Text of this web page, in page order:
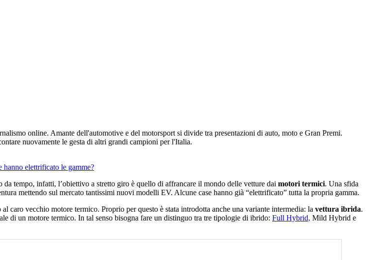
online. Amante dell'automotive e del motorsport si divide tra presentazioni di auto, moto e Gran Premi.
nuovamente le gesta di altri grandi campioni per l'Italia.
hanno elettrificato le gamme?
tempo, infatti, l’obiettivo a stretto giro è quello di affrancare il mondo delle vetture dai motori termici. Una sfida
mettendo sul mercato tantissimi nuovi modelli EV. Alcune case hanno già “elettrificato” tutta la propria gamma.
caro vecchio motore termico. Proprio per questo è stata introdotta anche una variante intermedia: la vettura ibrida.
di un motore termico. In tal senso bisogna fare un distinguo tra tre tipologie di ibrido: Full Hybrid, Mild Hybrid e